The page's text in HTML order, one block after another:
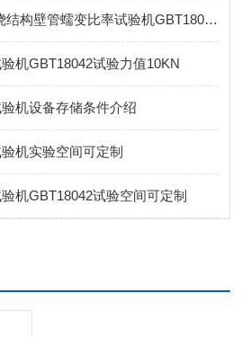
PE双臂波纹管和缠绕结构壁管蠕变比率试验机GBT18042试验标准
机GBT18042试验力值10KN
机设备存储条件介绍
机实验空间可定制
机GBT18042试验空间可定制